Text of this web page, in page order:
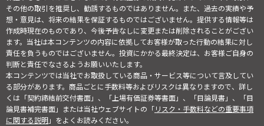
その他の取引を推奨し、勧誘するものではありません。また、過去の実績や予
想・意見は、将来の結果を保証するものではございません。提供する情報等は
作成時現在のものであり、今後予告なしに変更または削除されることがござい
ます。当社は本コンテンツの内容に依拠してお客様が取った行動の結果に対し
責任を負うものではございません。投資にかかる最終決定は、お客様ご自身の
判断と責任でなさるようお願いいたします。
本コンテンツでは当社でお取扱している商品・サービス等について言及してい
る部分があります。商品ごとに手数料等およびリスクは異なりますので、詳し
くは「契約締結前交付書面」、「上場有価証券等書面」、「目論見書」、「目
論見書補完書面」または当社ウェブサイトの「リスク・手数料などの重要事項
に関する説明」をよくお読みください。